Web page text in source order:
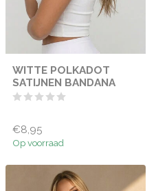
WITTE POLKADOT
SATIJNEN BANDANA
€8,95
Op voorraad